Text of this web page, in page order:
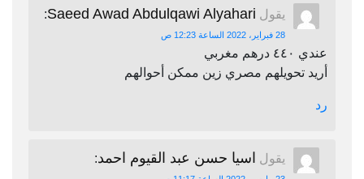
يقول Saeed Awad Abdulqawi Alyahari
:
28 فبراير، 2022 الساعة 12:23 ص
عندي ٤٤٠ درهم مغربي
أريد تحويلهم مصري زين ممكن أحوالهم
رد
يقول اسيا حسن عبد القيوم احمد: